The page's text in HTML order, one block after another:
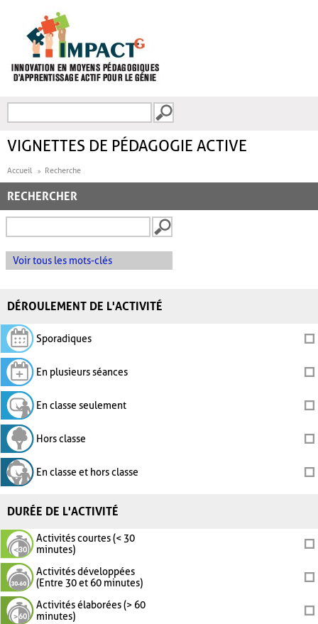
FORMULAIRE DE
VIGNETTES DE PÉDAGOGIE ACTIVE
Accueil Recherche
RECHERCHER
Voir tous les mots-clés
DÉROULEMENT DE L'ACTIVITÉ
Sporadiques
En plusieurs séances
En classe seulement
Hors classe
En classe et hors classe
DURÉE DE L'ACTIVITÉ
Activités courtes (< 30
minutes)
Activités développées
(Entre 30 et 60 minutes)
Activités élaborées (> 60
minutes)